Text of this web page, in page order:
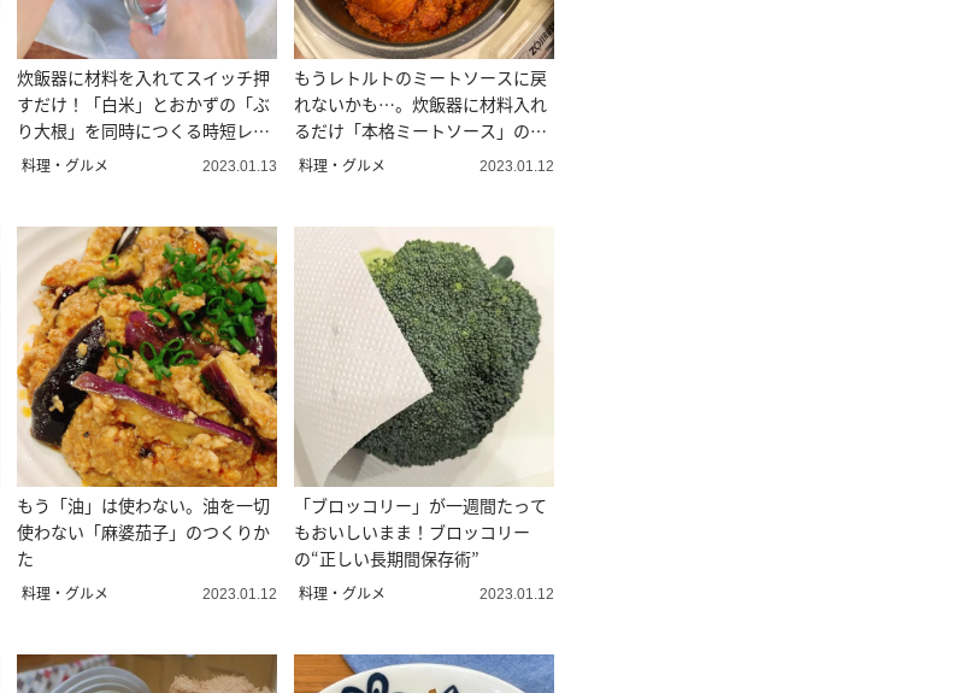
炊飯器に材料を入れてスイッチ押
すだけ！「白米」とおかずの「ぶ
り大根」を同時につくる時短レシ
ピ
料理・グルメ 2023.01.13
もうレトルトのミートソースに戻
れないかも…。炊飯器に材料入れ
るだけ「本格ミートソース」のつ
くりかた
料理・グルメ 2023.01.12
もう「油」は使わない。油を一切
使わない「麻婆茄子」のつくりか
た
料理・グルメ 2023.01.12
「ブロッコリー」が一週間たって
もおいしいまま！ブロッコリー
の“正しい長期間保存術”
料理・グルメ 2023.01.12